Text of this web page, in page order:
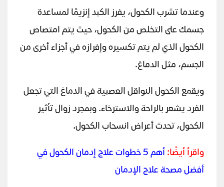
وعندما تشرب الكحول، يفرز الكبد إنزيمًا لمساعدة
جسمك على التخلص من الكحول، حيث يتم امتصاص
الكحول الذي لم يتم تكسيره وإفرازه في أجزاء أخرى من
الجسم، مثل الدماغ.
ويقمع الكحول النواقل العصبية في الدماغ التي تجعل
الفرد يشعر بالراحة والاسترخاء. وبمجرد زوال تأثير
الكحول، تحدث أعراض انسحاب الكحول.
واقرأ أيضًا:
أهم 5 خطوات علاج إدمان الكحول في
أفضل مصحة علاج الإدمان